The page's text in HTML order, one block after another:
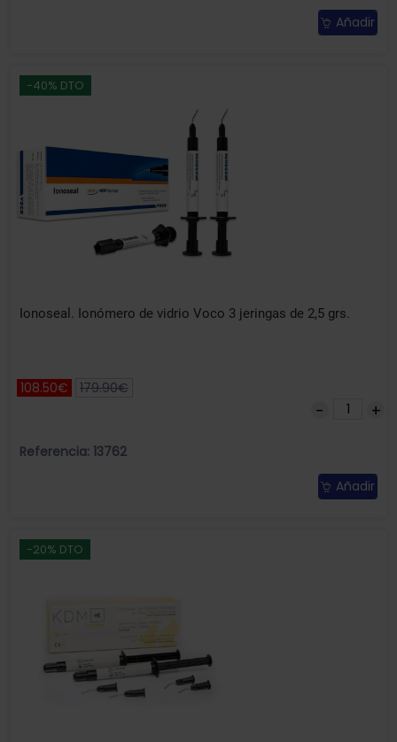
Añadir
-40% DTO
Ionoseal. Ionómero de vidrio Voco 3 jeringas de 2,5 grs.
108.50€ 179.90€
Referencia: 13762
Añadir
-20% DTO